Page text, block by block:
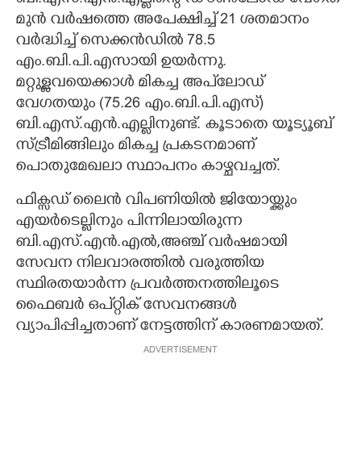
മുൻ വർഷത്തെ അപേക്ഷിച്ച് 21 ശതമാനം
വർദ്ധിച്ച് സെക്കൻഡിൽ 78.5
എം.ബി.പി.എസായി ഉയർന്നു.
മറ്റുള്ളവയെക്കാൾ മികച്ച അപ്‌ലോഡ്
വേഗതയും (75.26 എം.ബി.പി.എസ്)
ബി.എസ്.എൻ.എല്ലിനുണ്ട്. കൂടാതെ യൂട്യൂബ്
സ്ട്രീമിങ്ങിലും മികച്ച പ്രകടനമാണ്
പൊതുമേഖലാ സ്ഥാപനം കാഴ്ചവച്ചത്.
ഫിക്സഡ് ലൈൻ വിപണിയിൽ ജിയോയ്ക്കും
എയർടെല്ലിനും പിന്നിലായിരുന്ന
ബി.എസ്.എൻ.എൽ,അഞ്ച് വർഷമായി
സേവന നിലവാരത്തിൽ വരുത്തിയ
സ്ഥിരതയാർന്ന പ്രവർത്തനത്തിലൂടെ
ഫൈബർ ഒപ്റ്റിക് സേവനങ്ങൾ
വ്യാപിപ്പിച്ചതാണ് നേട്ടത്തിന് കാരണമായത്.
ADVERTISEMENT